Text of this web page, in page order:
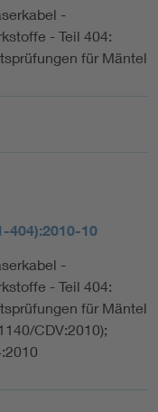
-
- Teil 404:
für Mäntel
404):2010-10
-
- Teil 404:
für Mäntel
CDV:2010);